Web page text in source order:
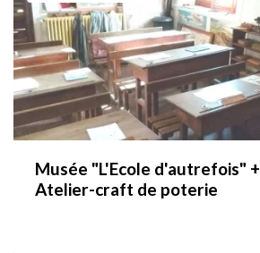
Musée "L'Ecole d'autrefois" +
Atelier-craft de poterie